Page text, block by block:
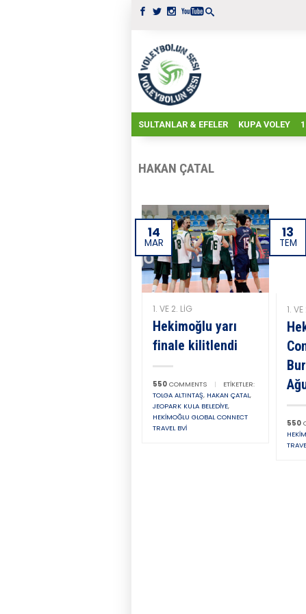
SULTANLAR & EFELER KUPA VOLEY
HAKAN ÇATAL
14
MAR
1. VE 2. LIG
Hekimoğlu yarı
finale kilitlendi
550 COMMENTS |
ETIKETLER:
TOLGA ALTINTAŞ, HAKAN ÇATAL,
JEOPARK KULA BELEDIYE,
HEKIMOĞLU GLOBAL CONNECT
TRAVEL BVİ
13
TEM
1.
550